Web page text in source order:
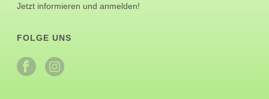
Jetzt informieren und anmelden!
FOLGE UNS